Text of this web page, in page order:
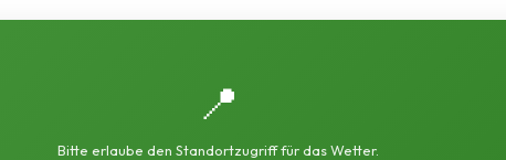
📍
Bitte erlaube den Standortzugriff für das Wetter.